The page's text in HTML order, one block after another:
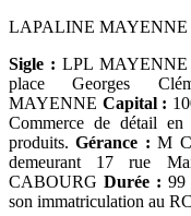
LAPALINE MAYENNE
Sigle : LPL
place Georges
MAYENNE Capital :
Commerce de détail en
produits.Gérance : M
demeurant 17 rue
CABOURG Durée : 99
son immatriculation au